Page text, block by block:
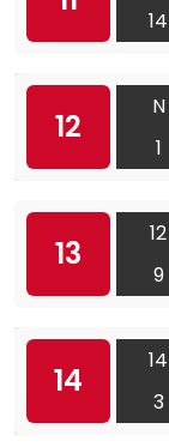
14
12
N
1
13
12
9
14
14
3